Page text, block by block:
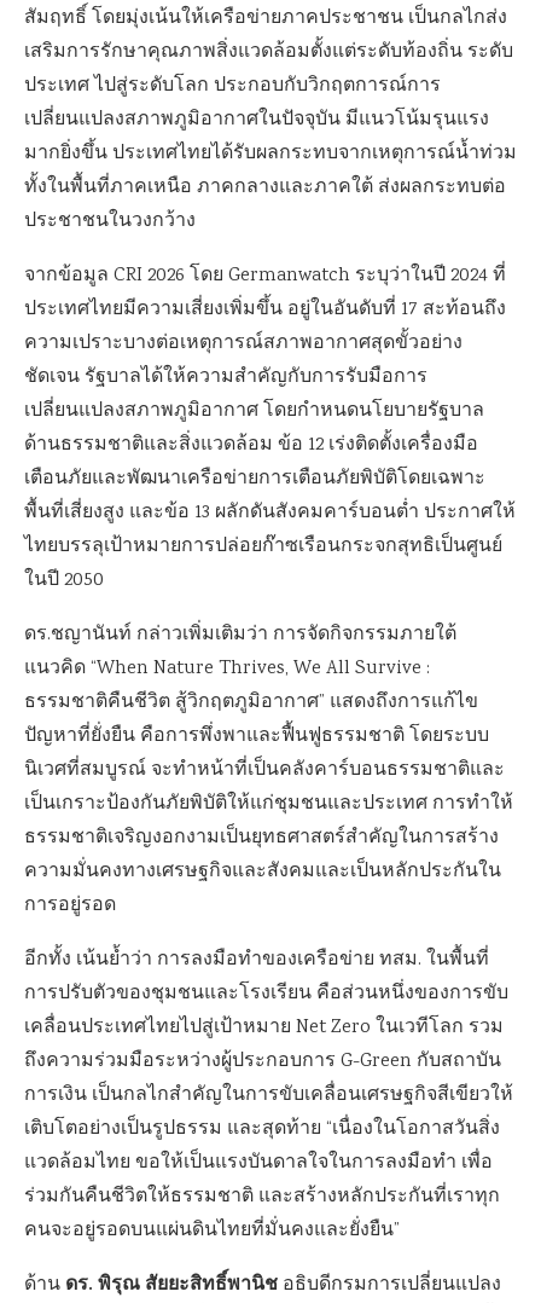
สัมฤทธิ์ โดยมุ่งเน้นให้เครือข่ายภาคประชาชน เป็นกลไกส่ง
เสริมการรักษาคุณภาพสิ่งแวดล้อมตั้งแต่ระดับท้องถิ่น ระดับ
ประเทศ ไปสู่ระดับโลก ประกอบกับวิกฤตการณ์การ
เปลี่ยนแปลงสภาพภูมิอากาศในปัจจุบัน มีแนวโน้มรุนแรง
มากยิ่งขึ้น ประเทศไทยได้รับผลกระทบจากเหตุการณ์น้ำท่วม
ทั้งในพื้นที่ภาคเหนือ ภาคกลางและภาคใต้ ส่งผลกระทบต่อ
ประชาชนในวงกว้าง
จากข้อมูล CRI 2026 โดย Germanwatch ระบุว่าในปี 2024 ที่
ประเทศไทยมีความเสี่ยงเพิ่มขึ้น อยู่ในอันดับที่ 17 สะท้อนถึง
ความเปราะบางต่อเหตุการณ์สภาพอากาศสุดขั้วอย่าง
ชัดเจน รัฐบาลได้ให้ความสำคัญกับการรับมือการ
เปลี่ยนแปลงสภาพภูมิอากาศ โดยกำหนดนโยบายรัฐบาล
ด้านธรรมชาติและสิ่งแวดล้อม ข้อ 12 เร่งติดตั้งเครื่องมือ
เตือนภัยและพัฒนาเครือข่ายการเตือนภัยพิบัติโดยเฉพาะ
พื้นที่เสี่ยงสูง และข้อ 13 ผลักดันสังคมคาร์บอนต่ำ ประกาศให้
ไทยบรรลุเป้าหมายการปล่อยก๊าซเรือนกระจกสุทธิเป็นศูนย์
ในปี 2050
ดร.ชญานันท์ กล่าวเพิ่มเติมว่า การจัดกิจกรรมภายใต้
แนวคิด “When Nature Thrives, We All Survive :
ธรรมชาติคืนชีวิต สู้วิกฤตภูมิอากาศ” แสดงถึงการแก้ไข
ปัญหาที่ยั่งยืน คือการพึ่งพาและฟื้นฟูธรรมชาติ โดยระบบ
นิเวศที่สมบูรณ์ จะทำหน้าที่เป็นคลังคาร์บอนธรรมชาติและ
เป็นเกราะป้องกันภัยพิบัติให้แก่ชุมชนและประเทศ การทำให้
ธรรมชาติเจริญงอกงามเป็นยุทธศาสตร์สำคัญในการสร้าง
ความมั่นคงทางเศรษฐกิจและสังคมและเป็นหลักประกันใน
การอยู่รอด
อีกทั้ง เน้นย้ำว่า การลงมือทำของเครือข่าย ทสม. ในพื้นที่
การปรับตัวของชุมชนและโรงเรียน คือส่วนหนึ่งของการขับ
เคลื่อนประเทศไทยไปสู่เป้าหมาย Net Zero ในเวทีโลก รวม
ถึงความร่วมมือระหว่างผู้ประกอบการ G-Green กับสถาบัน
การเงิน เป็นกลไกสำคัญในการขับเคลื่อนเศรษฐกิจสีเขียวให้
เติบโตอย่างเป็นรูปธรรม และสุดท้าย “เนื่องในโอกาสวันสิ่ง
แวดล้อมไทย ขอให้เป็นแรงบันดาลใจในการลงมือทำ เพื่อ
ร่วมกันคืนชีวิตให้ธรรมชาติ และสร้างหลักประกันที่เราทุก
คนจะอยู่รอดบนแผ่นดินไทยที่มั่นคงและยั่งยืน”
ด้าน ดร. พิรุณ สัยยะสิทธิ์พานิช อธิบดีกรมการเปลี่ยนแปลง